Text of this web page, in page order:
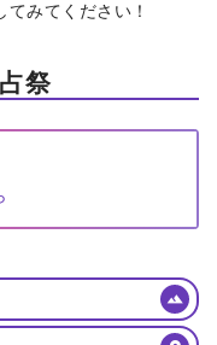
みてください！
祭